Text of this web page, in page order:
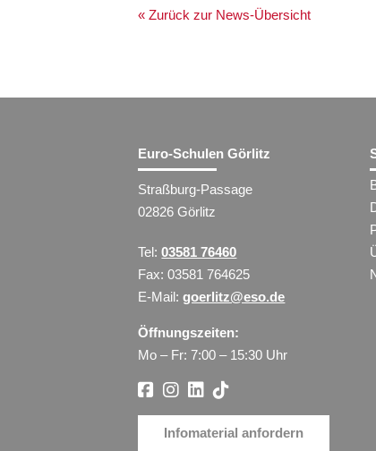
« Zurück zur News-Übersicht
Euro-Schulen Görlitz
Straßburg-Passage
02826 Görlitz
Tel:03581 76460
Fax: 03581 764625
E-Mail:goerlitz@eso.de
Öffnungszeiten:
Mo – Fr: 7:00 – 15:30 Uhr
Infomaterial anfordern